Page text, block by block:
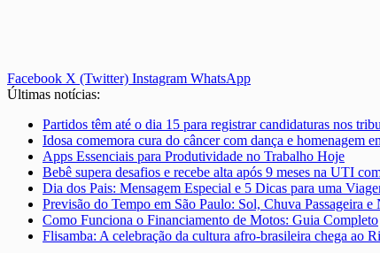
Facebook X (Twitter) Instagram WhatsApp
Últimas notícias:
Partidos têm até o dia 15 para registrar candidaturas nos
Idosa comemora cura do câncer com dança e homenagem
Apps Essenciais para Produtividade no Trabalho Hoje
Bebê supera desafios e recebe alta após 9 meses na UTI
Dia dos Pais: Mensagem Especial e 5 Dicas para uma
Previsão do Tempo em São Paulo: Sol, Chuva Passageira
Como Funciona o Financiamento de Motos: Guia Completo
Flisamba: A celebração da cultura afro-brasileira chega ao